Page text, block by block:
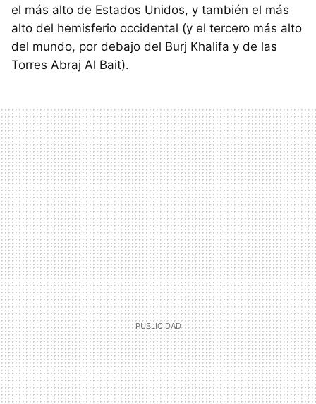
el más alto de Estados Unidos, y también el más
alto del hemisferio occidental (y el tercero más alto
del mundo, por debajo del Burj Khalifa y de las
Torres Abraj Al Bait).